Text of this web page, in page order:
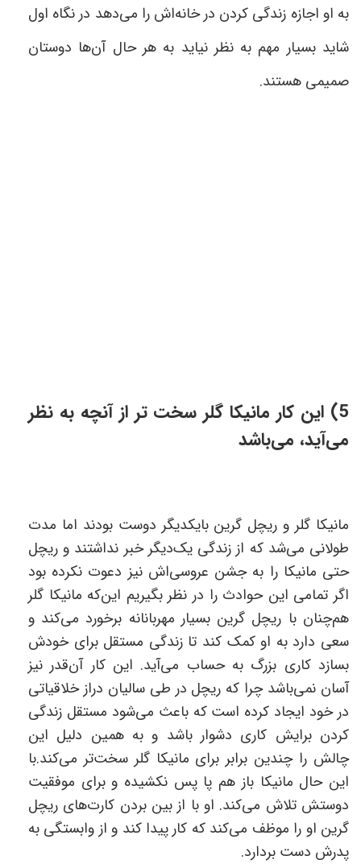
به او اجازه زندگی کردن در خانه‌اش را می‌دهد در نگاه اول
شاید بسیار مهم به نظر نیاید به هر حال آن‌ها دوستان
صمیمی‌ هستند.
5) این کار مانیکا گلر سخت تر از آنچه به نظر
می‌آید، می‌باشد
مانیکا گلر و ریچل گرین بایکدیگر دوست بودند اما مدت
طولانی می‌شد که از زندگی یک‌دیگر خبر نداشتند و ریچل
حتی مانیکا را به جشن عروسی‌اش نیز دعوت نکرده بود
اگر تمامی‌ این حوادث را در نظر بگیریم این‌که مانیکا گلر
هم‌چنان با ریچل گرین بسیار مهربانانه برخورد می‌کند و
سعی دارد به او کمک کند تا زندگی مستقل برای خودش
بسازد کاری بزرگ به حساب می‌آید. این کار آن‌قدر نیز
آسان نمی‌باشد چرا که ریچل در طی سالیان دراز خلاقیاتی
در خود ایجاد کرده است که باعث می‌شود مستقل زندگی
کردن برایش کاری دشوار باشد و به همین دلیل این
چالش را چندین برابر برای مانیکا گلر سخت‌تر می‌کند.با
این حال مانیکا باز هم پا پس نکشیده و برای موفقیت
دوستش تلاش می‌کند. او با از بین بردن کارت‌های ریچل
گرین او را موظف می‌کند که کار پیدا کند و از وابستگی به
پدرش دست بردارد.